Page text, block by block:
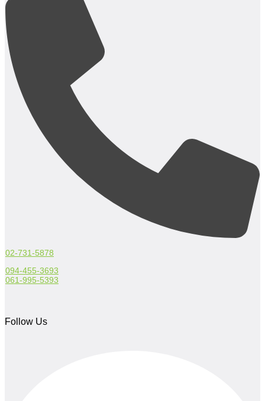
02-731-5878
094-455-3693
061-995-5393
Follow Us